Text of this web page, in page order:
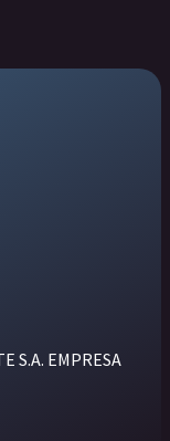
S.A. EMPRESA